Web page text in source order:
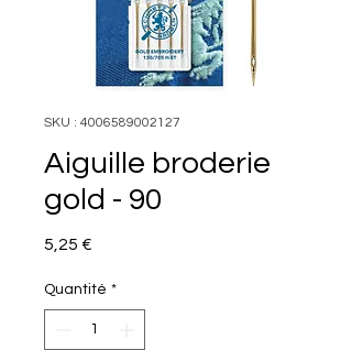
SKU : 4006589002127
Aiguille broderie
gold - 90
5,25 €
Quantité *